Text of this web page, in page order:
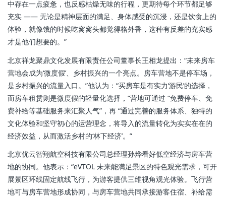
中存在一点疲惫，也反感枯燥无味的行程，更期待每个环节都足够
充实 —— 无论是精神层面的满足、身体感受的沉浸，还是饮食上的
体验，就像饿的时候吃窝窝头都觉得格外香，这种有反差的充实感
才是他们想要的。”
北京祥龙聚鼎文化发展有限责任公司董事长王相龙提出：“未来房车
营地会成为‘微度假’、乡村振兴的一个亮点。房车营地不是停车场，
是乡村振兴的流量入口。”他认为：“买房车是有实力‘游民’的选择，
而房车租赁则是微度假的轻量化选择，”营地可通过 “免费停车、免
费补给等基础服务来汇聚人气”，再 “通过完善的服务体系、独特的
文化体验和坚守初心的运营理念，将导入的流量转化为实实在在的
经济效益，从而激活乡村的‘林下经济’。”
北京优云智翔航空科技有限公司总经理孙烨看好低空经济与房车营
地的协同。他表示：“eVTOL 未来能满足景区的特色观光需求，可开
展景区环线固定航线飞行，为游客提供三维视角观光体验。飞行营
地可与房车营地形成协同，与房车营地共同承接游客住宿、补给需